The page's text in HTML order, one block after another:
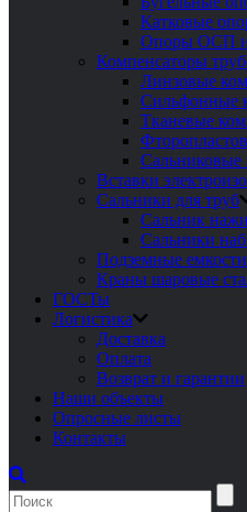
Катковые
Опоры ОСП
Компенсаторы
Линзовые
Сильфонные
Тканевые
Сальниковые
Вставки
Сальники для труб
Сальник
Сальники
Подземные
Краны шаровые
ГОСТы
Логистика
Доставка
Оплата
Возврат и гарантии
Наши объекты
Опросные листы
Контакты